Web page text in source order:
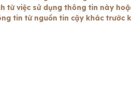
từ việc sử dụng thông tin này
tin từ nguồn tin cậy khác trước